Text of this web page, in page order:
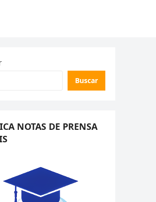
Buscar
NOTAS DE PRENSA